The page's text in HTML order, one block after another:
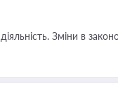
Зміни в